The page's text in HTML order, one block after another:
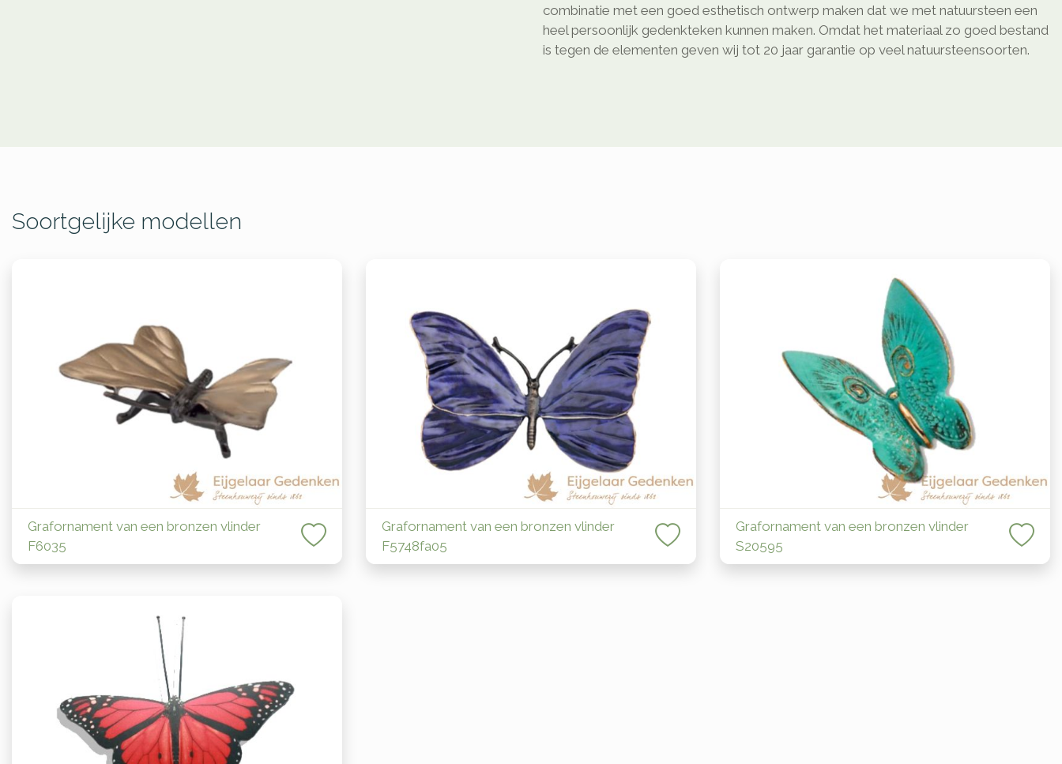
combinatie met een goed esthetisch ontwerp maken dat we met natuursteen een
heel persoonlijk gedenkteken kunnen maken. Omdat het materiaal zo goed bestand
is tegen de elementen geven wij tot 20 jaar garantie op veel natuursteensoorten.
Soortgelijke modellen
Grafornament van een bronzen vlinder
F6035
Grafornament van een bronzen vlinder
F5748fa05
Grafornament van een bronzen vlinder
S20595